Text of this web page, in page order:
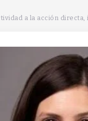
a la acción